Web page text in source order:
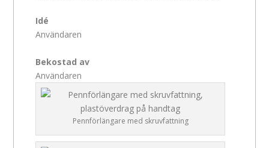
Idé
Användaren
Bekostad av
Användaren
Pennförlängare med skruvfattning